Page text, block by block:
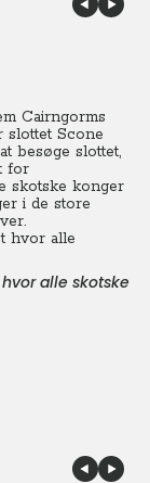
Cairngorms
slottet Scone
besøge slottet,
for
skotske konger
i de store
alle skotske